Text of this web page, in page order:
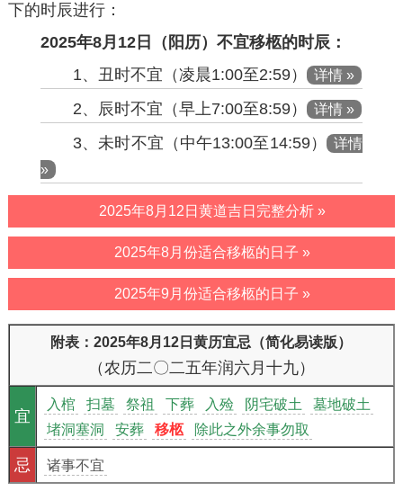
下的时辰进行：
2025年8月12日（阳历）不宜移柩的时辰：
1、丑时不宜（凌晨1:00至2:59）
详情 »
2、辰时不宜（早上7:00至8:59） 详情 »
3、未时不宜（中午13:00至14:59）
详情
»
2025年8月12日黄道吉日完整分析 »
2025年8月份适合移柩的日子 »
2025年9月份适合移柩的日子 »
附表：2025年8月12日黄历宜忌（简化易读版）
（农历二〇二五年润六月十九）
宜
入棺 扫墓 祭祖 下葬 入殓 阴宅破土
墓地破土
堵洞塞洞
安葬 移柩
除此之外余事勿取
忌
诸事不宜